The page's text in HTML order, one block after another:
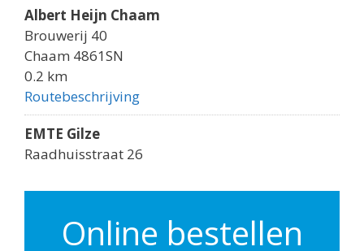
Albert Heijn Chaam
Brouwerij 40
Chaam 4861SN
0.2 km
Routebeschrijving
EMTE Gilze
Raadhuisstraat 26
6.9 km
Online bestellen